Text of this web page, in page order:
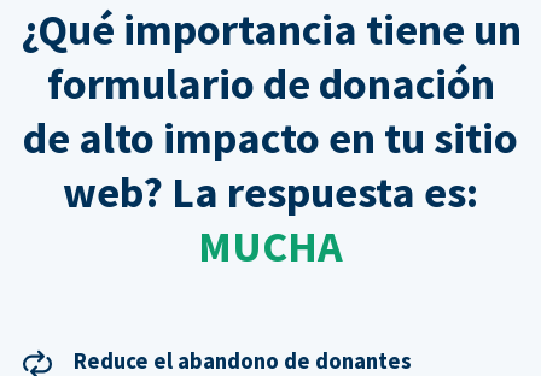
¿Qué importancia tiene un
formulario de donación
de alto impacto en tu sitio
web? La respuesta es:
MUCHA
Reduce el abandono de donantes